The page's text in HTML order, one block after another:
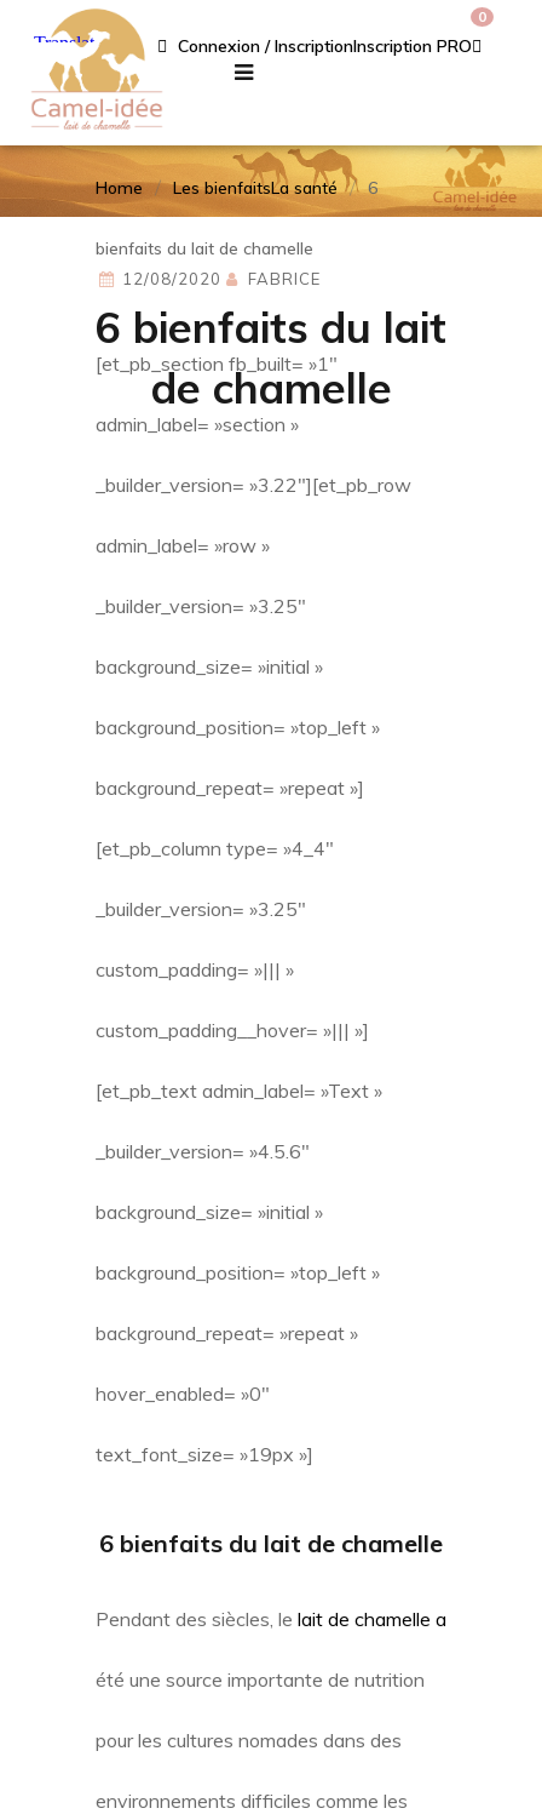
Connexion / InscriptionInscription PRO
0
Home Les bienfaitsLa santé 6
bienfaits du lait de chamelle
6 bienfaits du lait
de chamelle
12/08/2020 FABRICE
[et_pb_section fb_built= »1″
admin_label= »section »
_builder_version= »3.22″][et_pb_row
admin_label= »row »
_builder_version= »3.25″
background_size= »initial »
background_position= »top_left »
background_repeat= »repeat »]
[et_pb_column type= »4_4″
_builder_version= »3.25″
custom_padding= »||| »
custom_padding__hover= »||| »]
[et_pb_text admin_label= »Text »
_builder_version= »4.5.6″
background_size= »initial »
background_position= »top_left »
background_repeat= »repeat »
hover_enabled= »0″
text_font_size= »19px »]
6 bienfaits du lait de chamelle
Pendant des siècles, le lait de chamelle a
été une source importante de nutrition
pour les cultures nomades dans des
environnements difficiles comme les